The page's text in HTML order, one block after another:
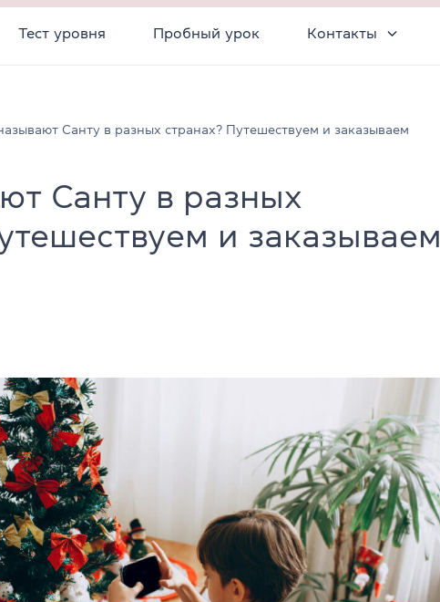
Тест уровня Пробный урок Контакты
Санту в разных странах? Путешествуем и заказываем
Санту в разных
и заказываем